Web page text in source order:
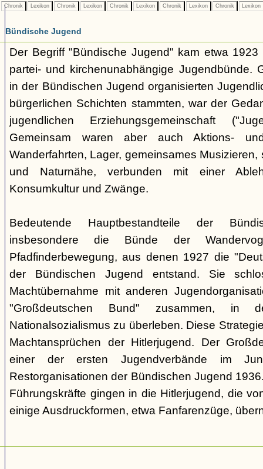
Chronik Lexikon Chronik Lexikon Chronik Lexikon Chronik Lexikon Chronik Lexikon
Bündische Jugend
Der Begriff "Bündische Jugend" kam etwa
partei- und kirchenunabhängige Jugendbünde.
in der Bündischen Jugend organisierten
bürgerlichen Schichten stammten, war der
jugendlichen Erziehungsgemeinschaft
Gemeinsam waren aber auch Aktions-
Wanderfahrten, Lager, gemeinsames
und Naturnähe, verbunden mit einer
Konsumkultur und Zwänge.
Bedeutende Hauptbestandteile der
insbesondere die Bünde der
Pfadfinderbewegung, aus denen 1927 die
der Bündischen Jugend entstand. Sie
Machtübernahme mit anderen
"Großdeutschen Bund" zusammen,
Nationalsozialismus zu überleben. Diese
Machtansprüchen der Hitlerjugend. Der
einer der ersten Jugendverbände im
Restorganisationen der Bündischen Jugend
Führungskräfte gingen in die Hitlerjugend, die
einige Ausdruckformen, etwa Fanfarenzüge,